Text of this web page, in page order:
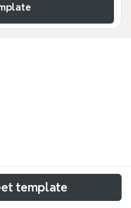
インドマップは、世界
と帝国の変遷を網羅し
template